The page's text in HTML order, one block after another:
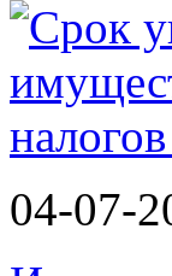
04-07-